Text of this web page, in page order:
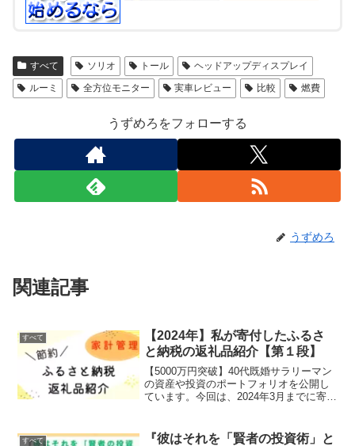
すべて ソリオ トール
ヘッドアップディスプレイ
ルーミ
全方位モニター 実車レビュー 比較 燃費
うずめろをフォローする
うずめろ
関連記事
すべて
【2024年】私が寄付したふるさ
と納税の返礼品紹介【第１段】
【5000万円突破】40代既婚サラリーマン
の資産や投資のポートフォリオを公開し
ています。今回は、2024年3月までに寄付
すべて
『彼はそれを「賢者の投資術」と